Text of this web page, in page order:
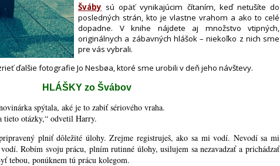
Šváby sú opäť vynikajúcim čítaním, keď netušíte do
posledných strán, kto je vlastne vrahom a ako to celé
dopadne. V knihe nájdete aj množstvo vtipných,
originálnych a zábavných hlášok – niekoľko z nich sme
pre vás vybrali.
ďalšie fotografie Jo Nesbøa, ktoré sme urobili v deň jeho návštevy.
HLÁŠKY zo Švábov
spýtala, aké je to zabiť sériového vraha.
tieto otázky,“ odvetil Harry.
plniť dôležité úlohy. Zrejme registruješ, ako sa mi vodí. Nevodí sa mi
Robím svoju prácu, plním rutinné úlohy, usilujem sa nezavadzať a prichádzať
tebou, ponúknem tú prácu kolegom.